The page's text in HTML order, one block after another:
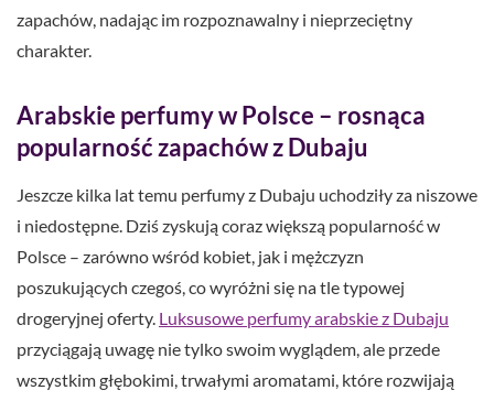
zapachów, nadając im rozpoznawalny i nieprzeciętny
charakter.
Arabskie perfumy w Polsce – rosnąca
popularność zapachów z Dubaju
Jeszcze kilka lat temu perfumy z Dubaju uchodziły za niszowe
i niedostępne. Dziś zyskują coraz większą popularność w
Polsce – zarówno wśród kobiet, jak i mężczyzn
poszukujących czegoś, co wyróżni się na tle typowej
drogeryjnej oferty. Luksusowe perfumy arabskie z Dubaju
przyciągają uwagę nie tylko swoim wyglądem, ale przede
wszystkim głębokimi, trwałymi aromatami, które rozwijają